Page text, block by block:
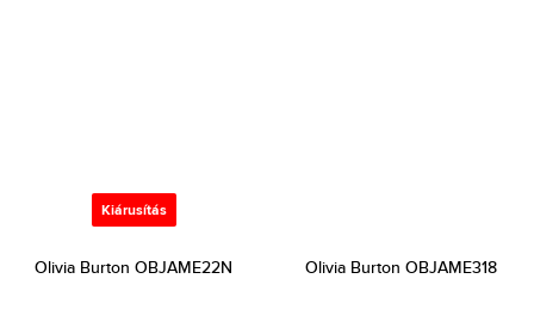
Kiárusítás
Olivia Burton OBJAME22N Olivia Burton OBJAME318